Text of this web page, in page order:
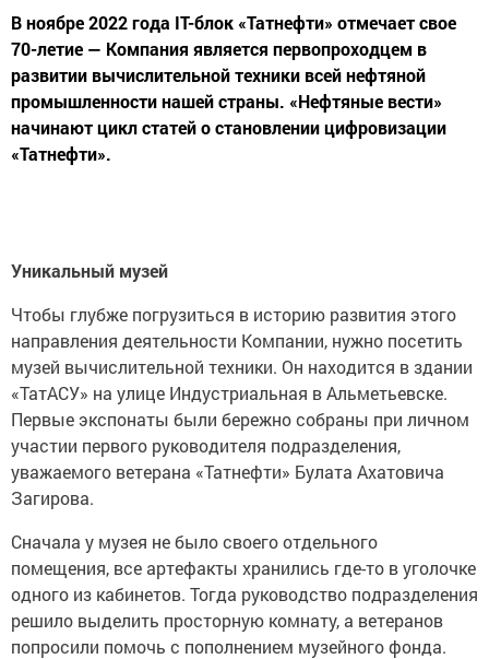
В ноябре 2022 года IT-блок «Татнефти» отмечает свое
70-летие — Компания является первопроходцем в
развитии вычислительной техники всей нефтяной
промышленности нашей страны. «Нефтяные вести»
начинают цикл статей о становлении цифровизации
«Татнефти».
Уникальный музей
Чтобы глубже погрузиться в историю развития этого
направления деятельности Компании, нужно посетить
музей вычислительной техники. Он находится в здании
«ТатАСУ» на улице Индустриальная в Альметьевске.
Первые экспонаты были бережно собраны при личном
участии первого руководителя подразделения,
уважаемого ветерана «Татнефти» Булата Ахатовича
Загирова.
Сначала у музея не было своего отдельного
помещения, все артефакты хранились где-то в уголочке
одного из кабинетов. Тогда руководство подразделения
решило выделить просторную комнату, а ветеранов
попросили помочь с пополнением музейного фонда.